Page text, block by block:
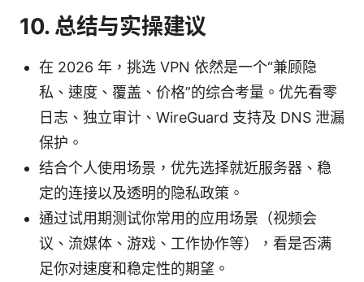
10. 总结与实操建议
在 2026 年，挑选 VPN 依然是一个“兼顾隐
私、速度、覆盖、价格”的综合考量。优先看零
日志、独立审计、WireGuard 支持及 DNS 泄漏
保护。
结合个人使用场景，优先选择就近服务器、稳
定的连接以及透明的隐私政策。
通过试用期测试你常用的应用场景（视频会
议、流媒体、游戏、工作协作等），看是否满
足你对速度和稳定性的期望。